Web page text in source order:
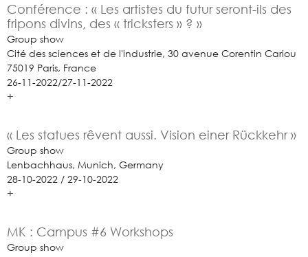
Conférence : « Les artistes du futur seront-ils des
fripons divins, des « tricksters » ? »
Group show
Cité des sciences et de l'industrie, 30 avenue Corentin Cariou
75019 Paris, France
26-11-2022/27-11-2022
+
« Les statues rêvent aussi. Vision einer Rückkehr »
Group show
Lenbachhaus, Munich, Germany
28-10-2022 / 29-10-2022
+
MK : Campus #6 Workshops
Group show